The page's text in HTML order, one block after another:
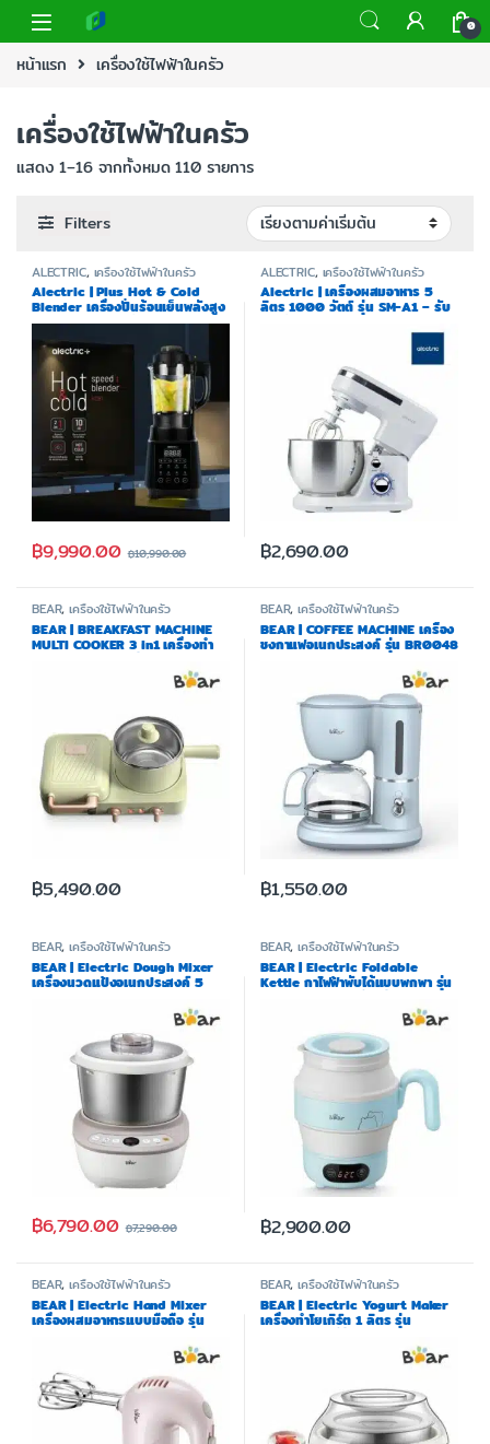
0
หน้าแรก เครื่องใช้ไฟฟ้าในครัว
เครื่องใช้ไฟฟ้าในครัว
แสดง 1–16 จากทั้งหมด 110 รายการ
Filters
ALECTRIC, เครื่องใช้ไฟฟ้าในครัว
Alectric | Plus Hot & Cold
Blender เครื่องปั่นร้อนเย็นพลังสูง
1.75 ลิตร 1000 วัตต์ รุ่น HCB1 –
รับประกัน 3 ปี
฿9,990.00 ฿10,990.00
ALECTRIC, เครื่องใช้ไฟฟ้าในครัว
Alectric | เครื่องผสมอาหาร 5
ลิตร 1000 วัตต์ รุ่น SM-A1 – รับ
฿2,690.00
BEAR,เครื่องใช้ไฟฟ้าในครัว
BEAR | BREAKFAST MACHINE
MULTI COOKER 3 in1 เครื่องทำ
฿5,490.00
BEAR,เครื่องใช้ไฟฟ้าในครัว
BEAR | COFFEE MACHINE เครื่อง
ชงกาแฟอเนกประสงค์ รุ่น BR0048
฿1,550.00
BEAR,เครื่องใช้ไฟฟ้าในครัว
BEAR | Electric Dough Mixer
เครื่องนวดแป้งอเนกประสงค์ 5
฿6,790.00 ฿7,290.00
BEAR,เครื่องใช้ไฟฟ้าในครัว
BEAR | Electric Foldable
Kettle กาไฟฟ้าพับได้แบบพกพา รุ่น
BR0007 (แถมฟรีถุงผ้า)
฿2,900.00
BEAR,เครื่องใช้ไฟฟ้าในครัว
BEAR | Electric Hand Mixer
เครื่องผสมอาหารแบบมือถือ รุ่น
BEAR,เครื่องใช้ไฟฟ้าในครัว
BEAR | Electric Yogurt Maker
เครื่องทำโยเกิร์ต 1 ลิตร รุ่น
BR0004 (ฟรีถ้วย Ceramic 4
ถ้วย,ชามสแตนเลส 1 ชิ้น)